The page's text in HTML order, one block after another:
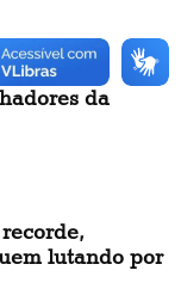
da
lutando por